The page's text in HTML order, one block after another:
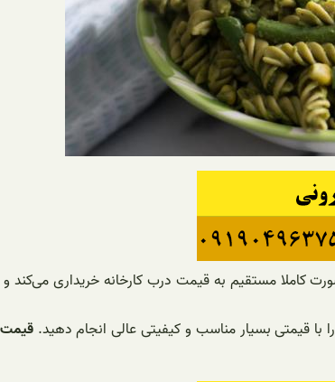
کاملا مستقیم به قیمت درب کارخانه خریداری
با قیمتی بسیار مناسب و کیفیتی عالی انجام دهید.قیمت